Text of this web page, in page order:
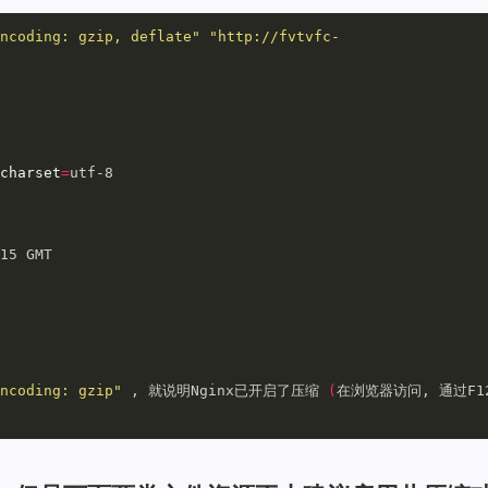
gzip, deflate" "http://fvtvfc-
charset=utf-8
GMT
gzip" , 就说明Nginx已开启了压缩 ( 在浏览器访问, 通过